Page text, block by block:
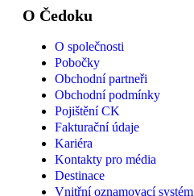
O Čedoku
O společnosti
Pobočky
Obchodní partneři
Obchodní podmínky
Pojištění CK
Fakturační údaje
Kariéra
Kontakty pro média
Destinace
Vnitřní oznamovací systém